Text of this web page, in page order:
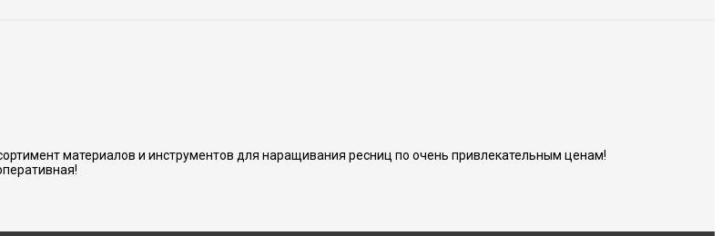
материалов и инструментов для наращивания ресниц по очень привлекательным ценам!